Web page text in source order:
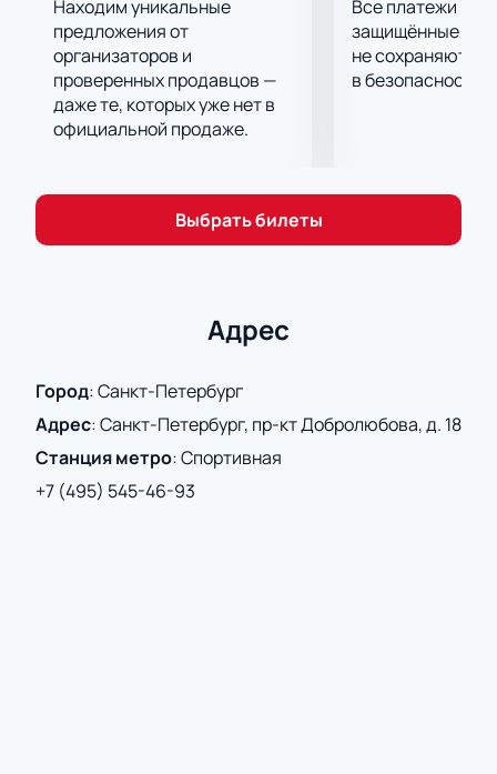
Находим уникальные
предложения от
организаторов и
проверенных продавцов —
даже те, которых уже нет в
официальной продаже.
Все платежи
защищённые
не сохраняются
в безопасности.
Выбрать билеты
Адрес
Город:Санкт-Петербург
Адрес:Санкт-Петербург, пр-кт Добролюбова, д. 18
Станция метро:Спортивная
+7 (495) 545-46-93